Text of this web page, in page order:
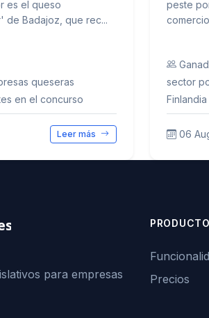
es el queso
de Badajoz, que rec...
queseras
en el concurso
Leer más
peste
sector
Finlandia
06
para empresas
PRODUCTO
Precios